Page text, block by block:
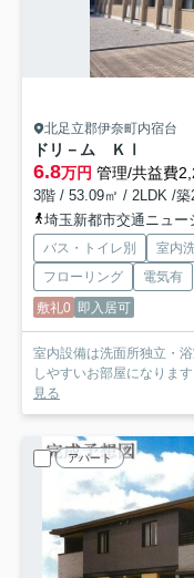
北足立郡伊奈町内宿台
ドリ－ム ＫⅠ
6.8万円 管理/共益費
3階 / 53.09㎡ / 2LDK /築
埼玉新都市交通ニュ
バス・トイレ別 室内
フローリング
電気有
敷礼0 即入居可
室内設備は洗面所独立・
しやすいお部屋になりま
見る
アパート